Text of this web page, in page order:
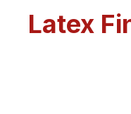
Latex